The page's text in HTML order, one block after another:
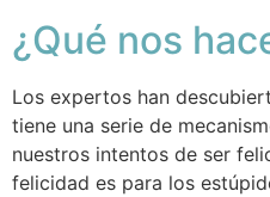
¿Qué nos
Los expertos han
tiene una serie de
nuestros intentos de ser
felicidad es para los